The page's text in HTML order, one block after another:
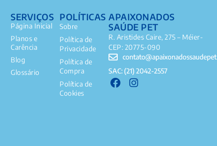
POLÍTICAS
Sobre
Política de
Privacidade
Política de
Compra
Política de
Cookies
SERVIÇOS
Página Inicial
Planos e
Carência
Blog
Glossário
APAIXONADOS
SAÚDE PET
R. Aristides Caire, 275 – Méier-
CEP: 20775-090
SAC: (21) 2042-2557